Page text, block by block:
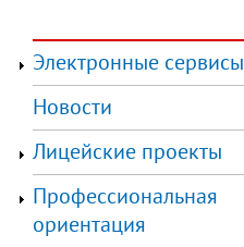
Электронные сервисы
Новости
Лицейские проекты
Профессиональная
ориентация